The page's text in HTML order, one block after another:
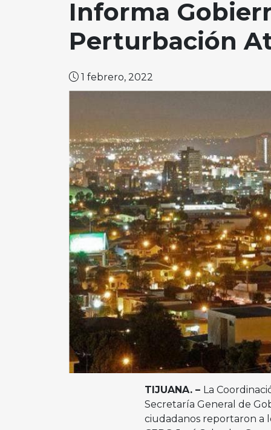
Informa
Perturbación
1 febrero, 2022
TIJUANA. – La
Secretaría General de
ciudadanos reportaron a